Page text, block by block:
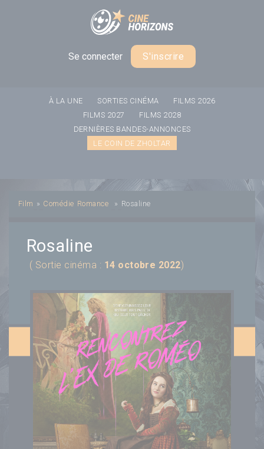
Se connecter S'inscrire
À LA UNE SORTIES CINÉMA
FILMS 2026
FILMS 2027
FILMS 2028
DERNIÈRES BANDES-ANNONCES
LE COIN DE ZHOLTAR
Film » Comédie Romance » Rosaline
Rosaline
( Sortie cinéma : 14 octobre 2022)
Panneau de gestion des cookies